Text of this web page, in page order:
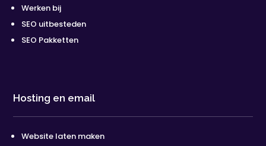
Werken bij
SEO uitbesteden
SEO Pakketten
Hosting en email
Website laten maken